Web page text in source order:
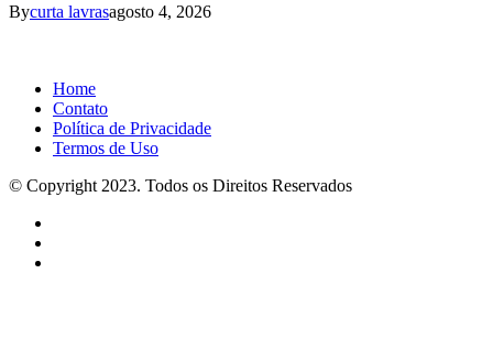
Bycurta lavrasagosto 4, 2026
Home
Contato
Política de Privacidade
Termos de Uso
© Copyright 2023. Todos os Direitos Reservados